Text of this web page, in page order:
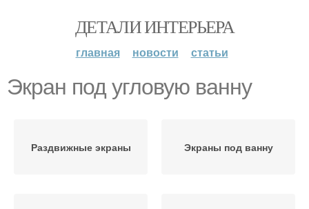
ДЕТАЛИ ИНТЕРЬЕРА
главная новости статьи
Экран под угловую ванну
Раздвижные экраны Экраны под ванну